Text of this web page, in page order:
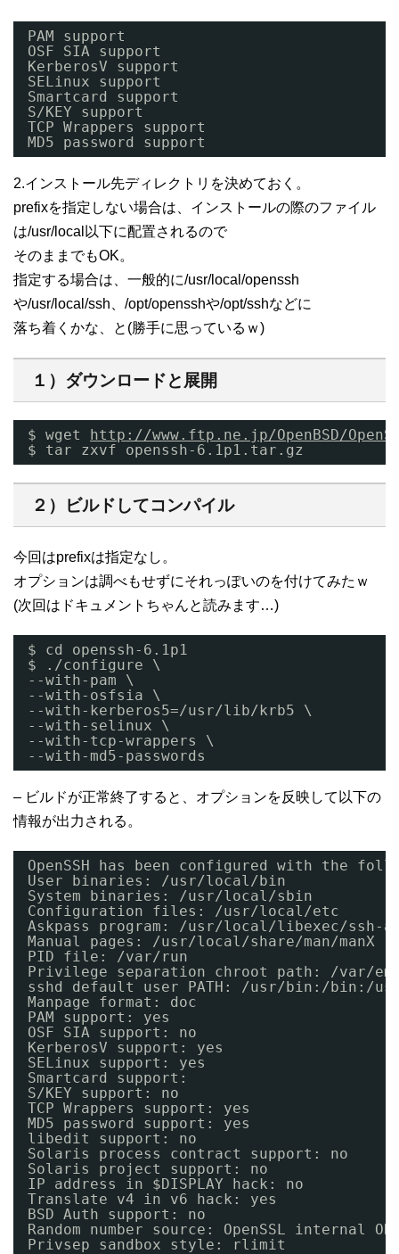
PAM support
OSF SIA support
KerberosV support
SELinux support
Smartcard support
S/KEY support
TCP Wrappers support
MD5 password support
2.インストール先ディレクトリを決めておく。
prefixを指定しない場合は、インストールの際のファイル
は/usr/local以下に配置されるので
そのままでもOK。
指定する場合は、一般的に/usr/local/openssh
や/usr/local/ssh、/opt/opensshや/opt/sshなどに
落ち着くかな、と(勝手に思っているｗ)
１）ダウンロードと展開
$ wget http://www.ftp.ne.jp/OpenBSD/
$ tar zxvf openssh-6.1p1.tar.gz
２）ビルドしてコンパイル
今回はprefixは指定なし。
オプションは調べもせずにそれっぽいのを付けてみたｗ
(次回はドキュメントちゃんと読みます…)
$ cd openssh-6.1p1
$ ./configure \
--with-pam \
--with-osfsia \
--with-kerberos5=/usr/lib/krb5 \
--with-selinux \
--with-tcp-wrappers \
--with-md5-passwords
– ビルドが正常終了すると、オプションを反映して以下の
情報が出力される。
OpenSSH has been configured with the
User binaries: /usr/local/bin
System binaries: /usr/local/sbin
Configuration files: /usr/local/etc
Askpass program: /usr/local/libexec/ssh-
Manual pages: /usr/local/share/man/manX
PID file: /var/run
Privilege separation chroot path: /var/
sshd default user PATH: /usr/bin:/bin:/
Manpage format: doc
PAM support: yes
OSF SIA support: no
KerberosV support: yes
SELinux support: yes
Smartcard support:
S/KEY support: no
TCP Wrappers support: yes
MD5 password support: yes
libedit support: no
Solaris process contract support: no
Solaris project support: no
IP address in $DISPLAY hack: no
Translate v4 in v6 hack: yes
BSD Auth support: no
Random number source: OpenSSL internal
Privsep sandbox style: rlimit